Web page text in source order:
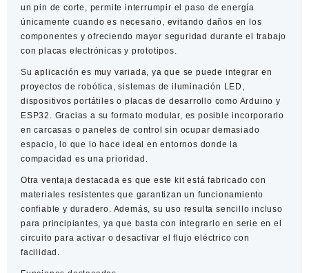
un pin de corte, permite interrumpir el paso de energía
únicamente cuando es necesario, evitando daños en los
componentes y ofreciendo mayor seguridad durante el trabajo
con placas electrónicas y prototipos.
Su aplicación es muy variada, ya que se puede integrar en
proyectos de robótica, sistemas de iluminación LED,
dispositivos portátiles o placas de desarrollo como Arduino y
ESP32. Gracias a su formato modular, es posible incorporarlo
en carcasas o paneles de control sin ocupar demasiado
espacio, lo que lo hace ideal en entornos donde la
compacidad es una prioridad.
Otra ventaja destacada es que este kit está fabricado con
materiales resistentes que garantizan un funcionamiento
confiable y duradero. Además, su uso resulta sencillo incluso
para principiantes, ya que basta con integrarlo en serie en el
circuito para activar o desactivar el flujo eléctrico con
facilidad.